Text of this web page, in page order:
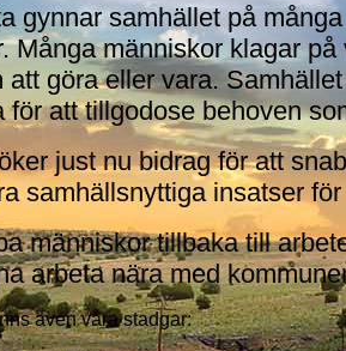
gynnar samhället på
Många människor klagar
att göra eller vara.
för att tillgodose behoven
just nu bidrag för att
samhällsnyttiga insatser
människor tillbaka till
arbeta nära med
även våra stadgar: